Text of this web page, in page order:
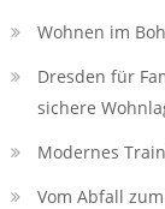
Wohnen im
Dresden für
sichere
Modernes
Vom Abfall